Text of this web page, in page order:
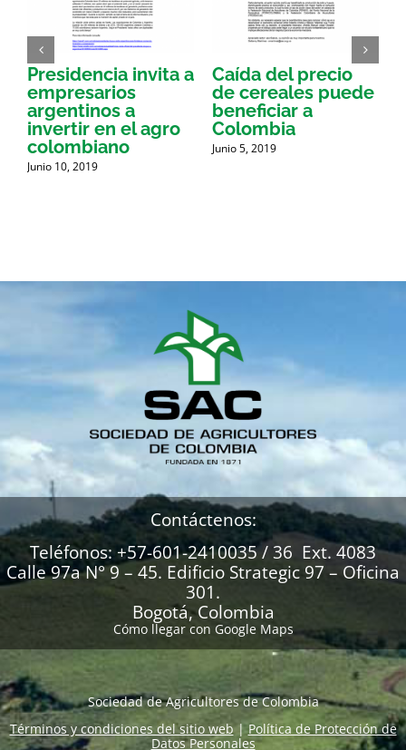
Presidencia invita a
empresarios
argentinos a
invertir en el agro
colombiano
Junio 10, 2019
Caída del precio
de cereales puede
beneficiar a
Colombia
Junio 5, 2019
Contáctenos:
Teléfonos: +57-601-2410035 / 36 Ext. 4083
Calle 97a N° 9 – 45. Edificio Strategic 97 – Oficina
301.
Bogotá, Colombia
Cómo llegar con Google Maps
Sociedad de Agricultores de Colombia
Términos y condiciones del sitio web|Política de Protección de
Datos Personales